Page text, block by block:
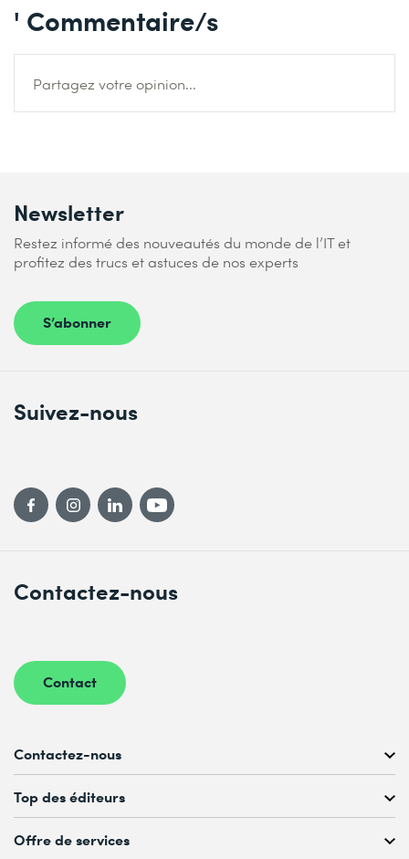
' Commentaire/s
Partagez votre opinion...
Newsletter
Restez informé des nouveautés du monde de l’IT et
profitez des trucs et astuces de nos experts
S’abonner
Contactez-nous
Contact
Suivez-nous
Contactez-nous
Conseil personnalisé au
022 738 80 80 ou 021 321 65 00
Top des éditeurs
Microsoft
Offre de services